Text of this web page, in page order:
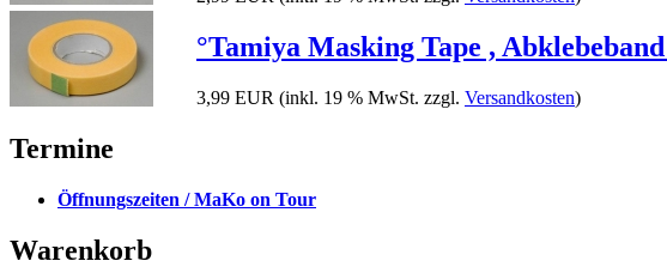
°Tamiya Masking Tape ,
3,99 EUR (inkl. 19 % MwSt. zzgl. Versandkosten)
Termine
Öffnungszeiten / MaKo on Tour
Warenkorb